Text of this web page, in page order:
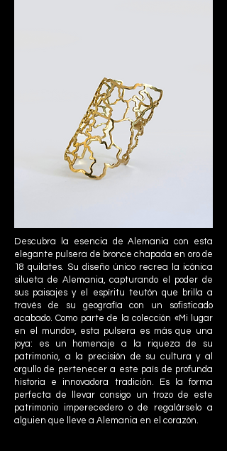
Descubra la esencia de Alemania con esta
elegante pulsera de bronce chapada en oro de
18 quilates. Su diseño único recrea la icónica
silueta de Alemania, capturando el poder de
sus paisajes y el espíritu teutón que brilla a
través de su geografía con un sofisticado
acabado. Como parte de la colección «Mi lugar
en el mundo», esta pulsera es más que una
joya: es un homenaje a la riqueza de su
patrimonio, a la precisión de su cultura y al
orgullo de pertenecer a este país de profunda
historia e innovadora tradición. Es la forma
perfecta de llevar consigo un trozo de este
patrimonio imperecedero o de regalárselo a
alguien que lleve a Alemania en el corazón.